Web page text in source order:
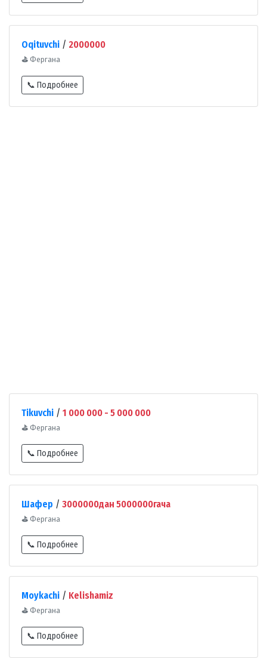
Oqituvchi / 2000000
⛳ Фергана
📞 Подробнее
Tikuvchi / 1 000 000 - 5 000 000
⛳ Фергана
📞 Подробнее
Шафер / 3000000дан 5000000гача
⛳ Фергана
📞 Подробнее
Moykachi / Kelishamiz
⛳ Фергана
📞 Подробнее